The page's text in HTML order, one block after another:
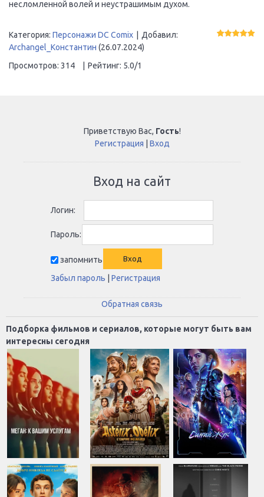
несломленной волей и неустрашимым духом.
Категория: Персонажи DC Comix Добавил:
Archangel_Константин (26.07.2024)
Просмотров: 314 Рейтинг: 5.0/1
Приветствую Вас, Гость!
Регистрация
Вход
Вход на сайт
Логин:
Пароль:
запомнить
Забыл пароль
Регистрация
Обратная связь
Подборка фильмов и сериалов, которые могут быть вам
интересны сегодня